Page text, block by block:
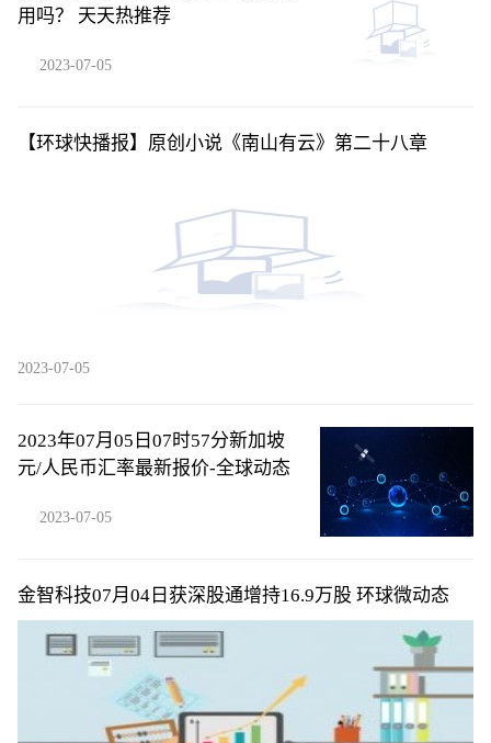
用吗？ 天天热推荐
2023-07-05
【环球快播报】原创小说《南山有云》第二十八章
2023-07-05
2023年07月05日07时57分新加坡
元/人民币汇率最新报价-全球动态
2023-07-05
金智科技07月04日获深股通增持16.9万股 环球微动态